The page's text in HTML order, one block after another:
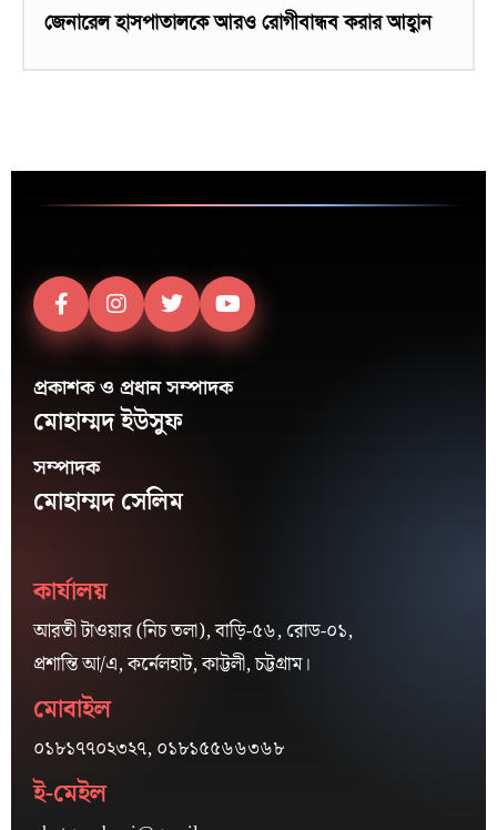
জেনারেল হাসপাতালকে আরও রোগীবান্ধব করার আহ্বান
প্রকাশক ও প্রধান সম্পাদক
মোহাম্মদ ইউসুফ
সম্পাদক
মোহাম্মদ সেলিম
কার্যালয়
আরতী টাওয়ার (নিচ তলা), বাড়ি-৫৬, রোড-০১,
প্রশান্তি আ/এ, কর্নেলহাট, কাট্টলী, চট্টগ্রাম।
মোবাইল
০১৮১৭৭০২৩২৭, ০১৮১৫৫৬৬৩৬৮
ই-মেইল